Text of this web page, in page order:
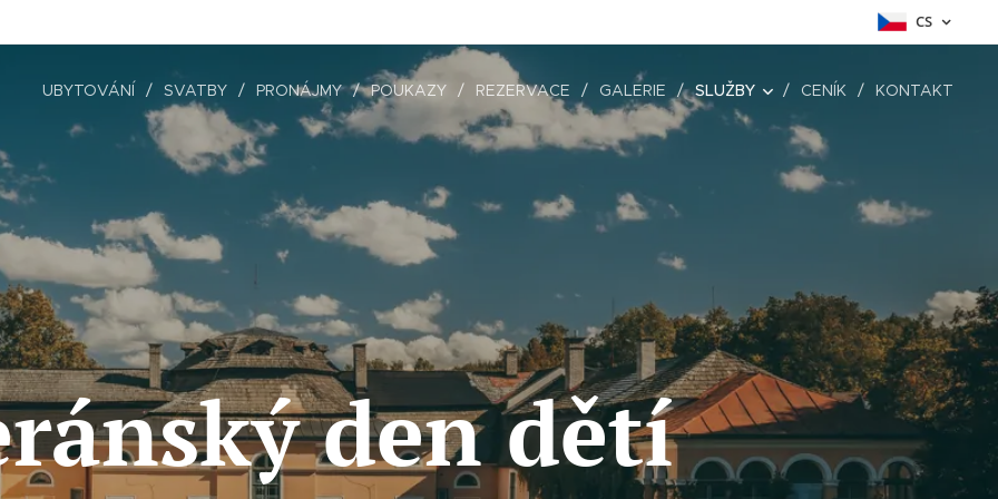
CS
UBYTOVÁNÍ SVATBY PRONÁJMY POUKAZY REZERVACE GALERIE SLUŽBY CENÍK KONTAKT
den dětí